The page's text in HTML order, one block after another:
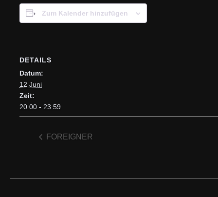
Zum Kalender hinzufügen
DETAILS
Datum:
12 Juni
Zeit:
20:00 - 23:59
FOREIGNER